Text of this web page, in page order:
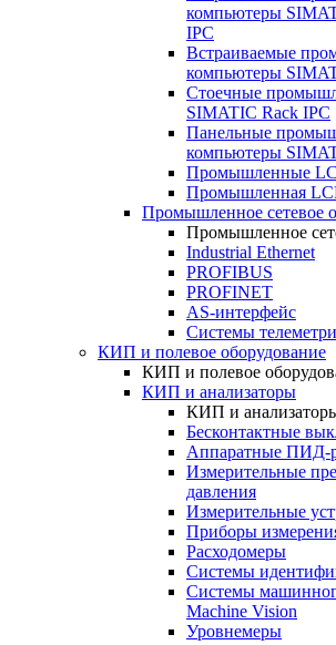
компьютеры
IPC
Встраиваемые
компьютеры
Стоечные
SIMATIC Rack IPC
Панельные
компьютеры
Промышленные
Промышленная
Промышленное сетевое
Промышленное
Industrial Ethernet
PROFIBUS
PROFINET
AS-интерфейс
Системы
КИП и полевое оборудование
КИП и полевое
КИП и анализаторы
КИП и
Бесконтактные
Аппаратные ПИД-
Измерительные
давления
Измерительные
Приборы
Расходомеры
Системы
Системы
Machine Vision
Уровнемеры